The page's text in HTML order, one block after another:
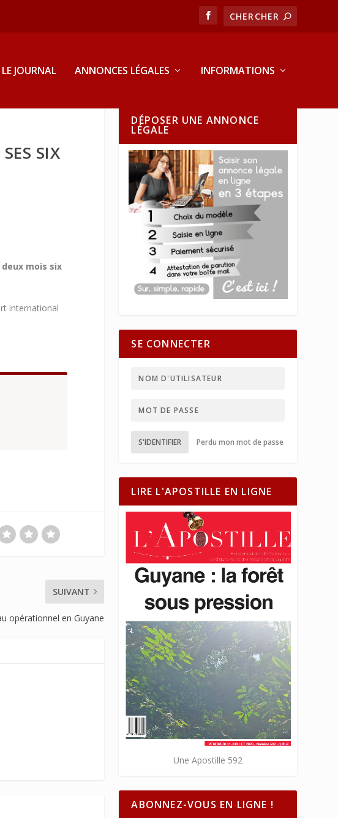
JOURNAL ANNONCES LÉGALES INFORMATIONS
SIX
mois six
international
SUIVANT
opérationnel en Guyane
DÉPOSER UNE ANNONCE
LÉGALE
SE CONNECTER
S'IDENTIFIER Perdu mon mot de passe
LIRE L'APOSTILLE EN LIGNE
Une Apostille 592
ABONNEZ-VOUS EN LIGNE !